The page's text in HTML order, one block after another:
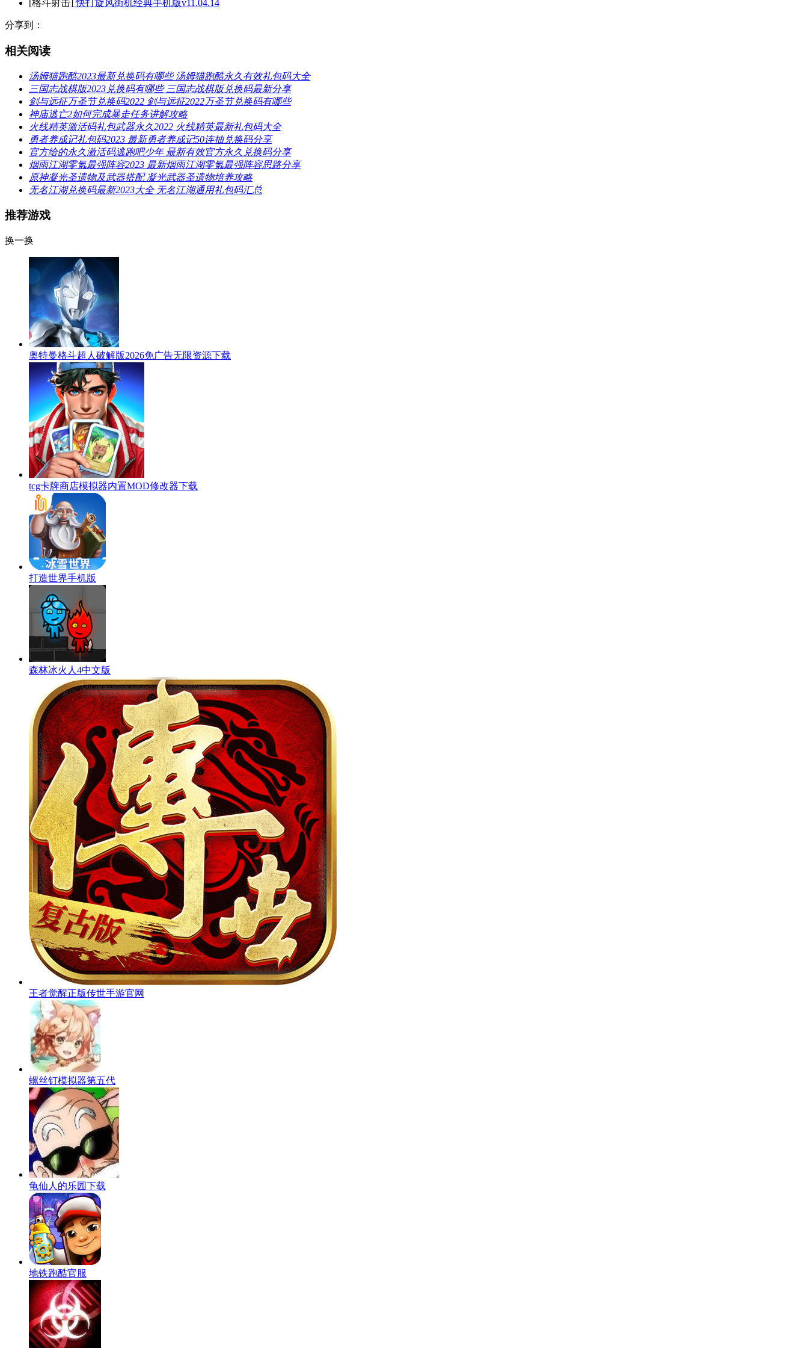
[格斗射击] 快打旋风街机经典手机版v11.04.14
分享到：
相关阅读
汤姆猫跑酷2023最新兑换码有哪些 汤姆猫跑酷永久有效礼包码大全
三国志战棋版2023兑换码有哪些 三国志战棋版兑换码最新分享
剑与远征万圣节兑换码2022 剑与远征2022万圣节兑换码有哪些
神庙逃亡2如何完成暴走任务讲解攻略
火线精英激活码礼包武器永久2022 火线精英最新礼包码大全
勇者养成记礼包码2023 最新勇者养成记50连抽兑换码分享
官方给的永久激活码逃跑吧少年 最新有效官方永久兑换码分享
烟雨江湖零氪最强阵容2023 最新烟雨江湖零氪最强阵容思路分享
原神凝光圣遗物及武器搭配 凝光武器圣遗物培养攻略
无名江湖兑换码最新2023大全 无名江湖通用礼包码汇总
推荐游戏
换一换
奥特曼格斗超人破解版2026免广告无限资源下载
tcg卡牌商店模拟器内置MOD修改器下载
打造世界手机版
森林冰火人4中文版
王者觉醒正版传世手游官网
螺丝钉模拟器第五代
龟仙人的乐园下载
地铁跑酷官服